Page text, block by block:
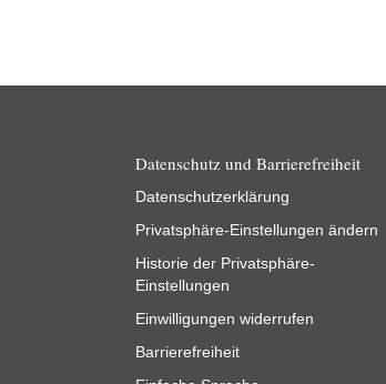
Datenschutz und Barrierefreiheit
Datenschutzerklärung
Privatsphäre-Einstellungen ändern
Historie der Privatsphäre-
Einstellungen
Einwilligungen widerrufen
Barrierefreiheit